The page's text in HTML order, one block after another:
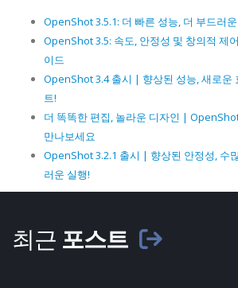
OpenShot 3.5.1: 더 빠른 성능, 더 부드러
OpenShot 3.5: 속도, 안정성 및 창의적 제
이드
OpenShot 3.4 출시 | 향상된 성능, 새로운
트!
더 똑똑한 편집, 놀라운 디자인 |
만나보세요
OpenShot 3.2.1 출시 | 향상된 안정성, 수
러운 실행!
최근 포스트